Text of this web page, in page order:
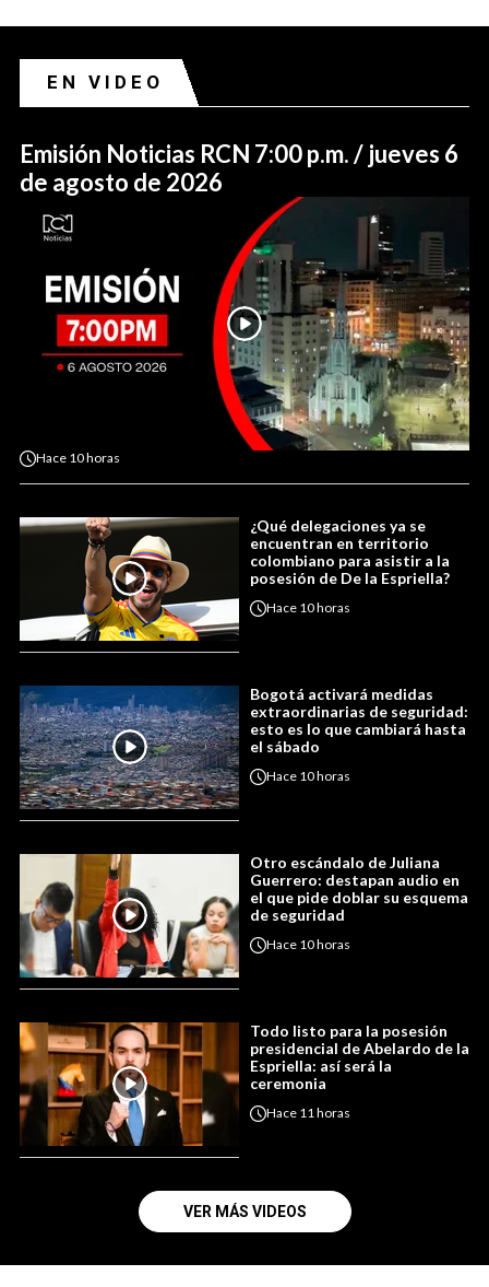
EN VIDEO
Emisión Noticias RCN 7:00 p.m. / jueves 6
de agosto de 2026
Hace 10 horas
¿Qué delegaciones ya se
encuentran en territorio
colombiano para asistir a la
posesión de De la Espriella?
Hace 10 horas
Bogotá activará medidas
extraordinarias de seguridad:
esto es lo que cambiará hasta
el sábado
Hace 10 horas
Otro escándalo de Juliana
Guerrero: destapan audio en
el que pide doblar su esquema
de seguridad
Hace 10 horas
Todo listo para la posesión
presidencial de Abelardo de la
Espriella: así será la
ceremonia
Hace 11 horas
VER MÁS VIDEOS